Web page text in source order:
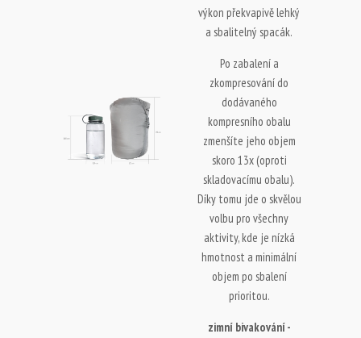
výkon překvapivě lehký
a sbalitelný spacák.
Po zabalení a
zkompresování do
dodávaného
kompresního obalu
zmenšíte jeho objem
skoro 13x (oproti
skladovacímu obalu).
Díky tomu jde o skvělou
volbu pro všechny
aktivity, kde je nízká
hmotnost a minimální
objem po sbalení
prioritou.
zimní bivakování -